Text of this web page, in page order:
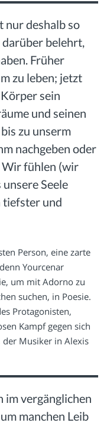
nur deshalb so
darüber belehrt,
Früher
zu leben; jetzt
sein
und seinen
zu unserm
nachgeben oder
Wir fühlen (wir
Seele
tiefster und
Person, eine zarte
Yourcenar
um mit Adorno zu
suchen, in Poesie.
Protagonisten,
Kampf gegen sich
der Musiker in Alexis
im vergänglichen
manchen Leib